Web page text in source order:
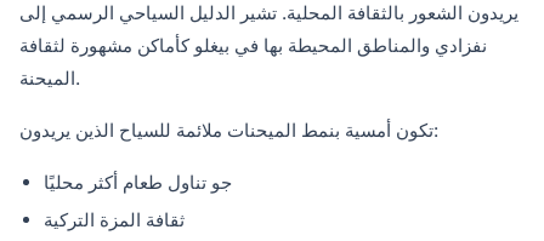
يريدون الشعور بالثقافة المحلية. تشير الدليل السياحي الرسمي إلى
نفزادي والمناطق المحيطة بها في بيغلو كأماكن مشهورة لثقافة
الميحنة.
تكون أمسية بنمط الميحنات ملائمة للسياح الذين يريدون:
جو تناول طعام أكثر محليًا
ثقافة المزة التركية